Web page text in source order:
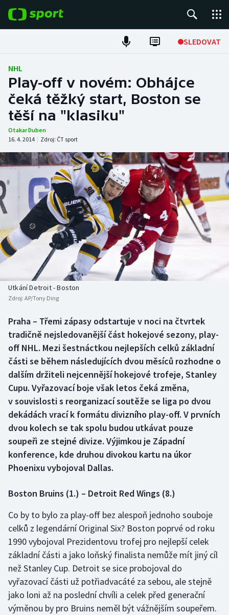
SLEDOVAT
Fotbal
Hokej
Tenis
Atletika
Cyklistika
DALŠÍ SPORTY
Americký fotbal
Baseball a softbal
Basketbal
Biatlon
Box
Curling
Dostihy
Florbal
Futsal
Golf
Jezdectví
Judo
Krasobruslení
Lezení
NEPŘEHLÉDNĚTE
Soutěže
Historické návraty
Aplikace ČT sport
NHL
Play-off v novém: Obhájce
čeká těžký start, Boston se
těší na "klasiku"
Otakar Duben
16. 4. 2014 | Zdroj: ČT sport
Utkání Detroit - Boston
Zdroj: AP/Tony Ding
Praha – Třemi zápasy odstartuje v noci na čtvrtek
tradičně nejsledovanější část hokejové sezony, play-
off NHL. Mezi šestnáctkou nejlepších celků základní
části se během následujících dvou měsíců rozhodne o
dalším držiteli nejcennější hokejové trofeje, Stanley
Cupu. Vyřazovací boje však letos čeká změna,
v souvislosti s reorganizací soutěže se liga po dvou
dekádách vrací k formátu divizního play-off. V prvních
dvou kolech se tak spolu budou utkávat pouze
soupeři ze stejné divize. Výjimkou je Západní
konference, kde druhou divokou kartu na úkor
Phoenixu vybojoval Dallas.
Boston Bruins (1.) – Detroit Red Wings (8.)
Co by to bylo za play-off bez alespoň jednoho souboje
celků z legendární Original Six? Boston poprvé od roku
1990 vybojoval Prezidentovu trofej pro nejlepší celek
základní části a jako loňský finalista nemůže mít jiný cíl
než Stanley Cup. Detroit se sice probojoval do
vyřazovací části už potřiadvacáté za sebou, ale stejně
jako loni až na poslední chvíli a celek před generační
výměnou by pro Bruins neměl být vážnějším soupeřem.